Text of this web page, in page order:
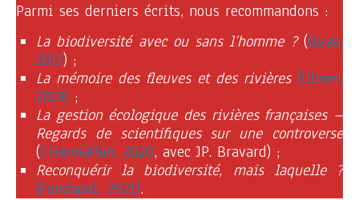
Parmi ses derniers écrits, nous recommandons :
La biodiversité avec ou sans l’homme ?(Quae,
2017) ;
La mémoire des fleuves et des rivières (Ulmer,
2019) ;
La gestion écologique des rivières françaises –
Regards de scientifiques sur une controverse
(L’Harmattan, 2020, avec JP. Bravard) ;
Reconquérir la biodiversité, mais laquelle ?
(Fondapol, 2021).